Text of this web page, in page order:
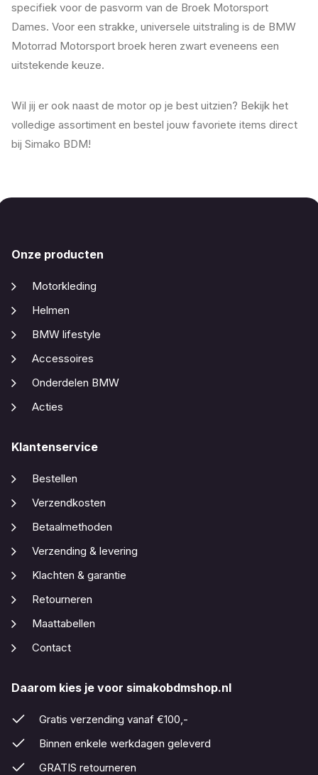
specifiek voor de pasvorm van de Broek Motorsport
Dames. Voor een strakke, universele uitstraling is de BMW
Motorrad Motorsport broek heren zwart eveneens een
uitstekende keuze.
Wil jij er ook naast de motor op je best uitzien? Bekijk het
volledige assortiment en bestel jouw favoriete items direct
bij Simako BDM!
Onze producten
Motorkleding
Helmen
BMW lifestyle
Accessoires
Onderdelen BMW
Acties
Klantenservice
Bestellen
Verzendkosten
Betaalmethoden
Verzending & levering
Klachten & garantie
Retourneren
Maattabellen
Contact
Daarom kies je voor simakobdmshop.nl
Gratis verzending vanaf €100,-
Binnen enkele werkdagen geleverd
GRATIS retourneren